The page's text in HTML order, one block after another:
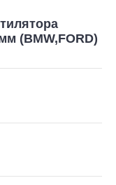
(BMW,FORD)